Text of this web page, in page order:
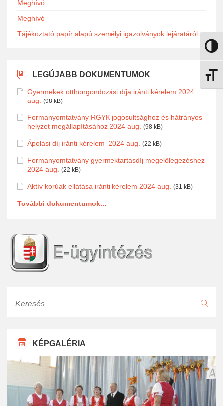
Nagy
Meghívó
Meghívó
Tájékoztató papír alapú személyi igazolványok lejáratáról
LEGÚJABB DOKUMENTUMOK
Gyermekek otthongondozási díja iránti kérelem 2024
aug. (98 kB)
Formanyomtatvány RGYK jogosultsághoz és hátrányos
helyzet megállapításához 2024 aug. (98 kB)
Ápolási díj iránti kérelem_2024 aug. (22 kB)
Formanyomtatvány gyermektartásdíj megelőlegezéshez
2024 aug. (22 kB)
Aktív korúak ellátása iránti kérelem 2024 aug. (31 kB)
További dokumentumok...
KÉPGALÉRIA